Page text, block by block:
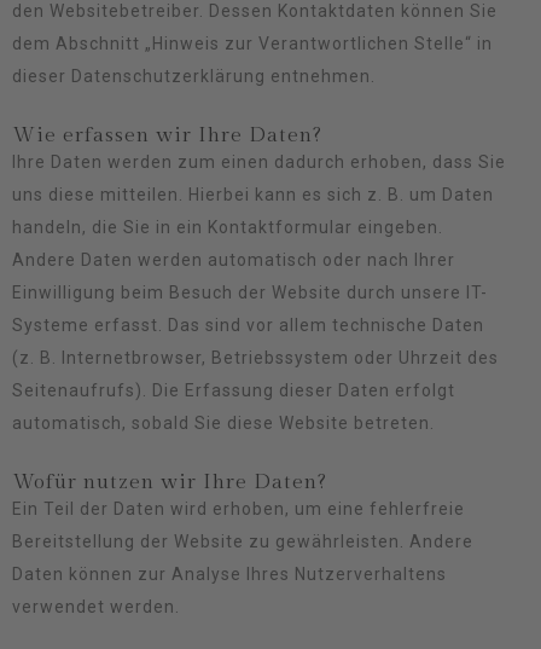
den Websitebetreiber. Dessen Kontaktdaten können Sie
dem Abschnitt „Hinweis zur Verantwortlichen Stelle“ in
dieser Datenschutzerklärung entnehmen.
Wie erfassen wir Ihre Daten?
Ihre Daten werden zum einen dadurch erhoben, dass Sie
uns diese mitteilen. Hierbei kann es sich z. B. um Daten
handeln, die Sie in ein Kontaktformular eingeben.
Andere Daten werden automatisch oder nach Ihrer
Einwilligung beim Besuch der Website durch unsere IT-
Systeme erfasst. Das sind vor allem technische Daten
(z. B. Internetbrowser, Betriebssystem oder Uhrzeit des
Seitenaufrufs). Die Erfassung dieser Daten erfolgt
automatisch, sobald Sie diese Website betreten.
Wofür nutzen wir Ihre Daten?
Ein Teil der Daten wird erhoben, um eine fehlerfreie
Bereitstellung der Website zu gewährleisten. Andere
Daten können zur Analyse Ihres Nutzerverhaltens
verwendet werden.